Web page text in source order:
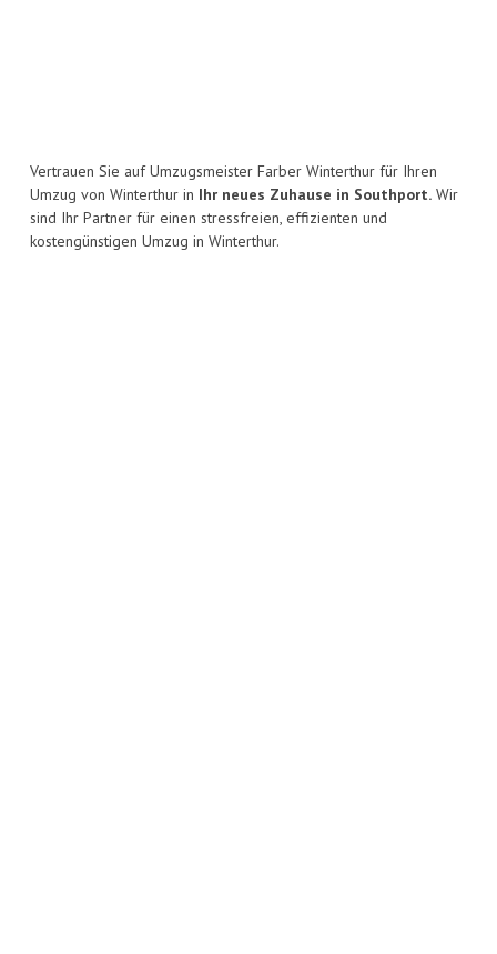
Vertrauen Sie auf Umzugsmeister Farber Winterthur für Ihren
Umzug von Winterthur in Ihr neues Zuhause in Southport. Wir
sind Ihr Partner für einen stressfreien, effizienten und
kostengünstigen Umzug in Winterthur.